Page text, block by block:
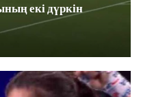
екі дүркін